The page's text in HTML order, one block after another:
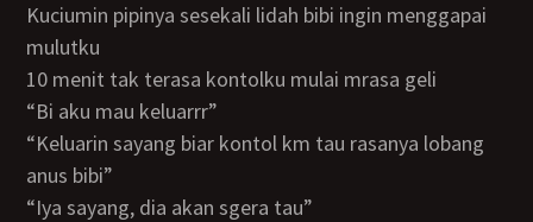
kuciumin pipinya sesekali lidah bibi ingin menggapai
mulutku
10 menit tak terasa kontolku mulai mrasa geli
“bi aku mau keluarrr”
“keluarin sayang biar kontol km tau rasanya lobang
anus bibi”
“iya sayang, dia akan sgera tau”